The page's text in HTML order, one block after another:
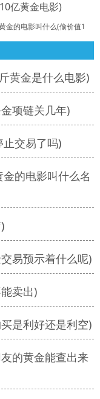
金的电影叫什么(偷价值1
黄金是什么电影)
项链关几年)
交易了吗)
的电影叫什么名
易预示着什么呢)
卖出)
是利好还是利空)
的黄金能查出来